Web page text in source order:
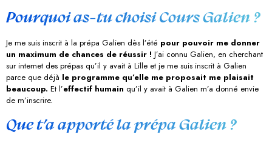
Pourquoi as-tu choisi Cours Galien ?
Je me suis inscrit à la prépa Galien dès l’été pour pouvoir me donner
un maximum de chances de réussir ! J’ai connu Galien, en cherchant
sur internet des prépas qu’il y avait à Lille et je me suis inscrit à Galien
parce que déjà le programme qu’elle me proposait me plaisait
beaucoup. Et l’effectif humain qu’il y avait à Galien m’a donné envie
de m’inscrire.
Que t’a apporté la prépa Galien ?